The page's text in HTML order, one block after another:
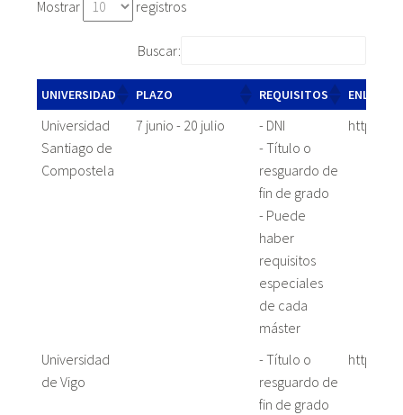
Mostrar registros
Buscar:
UNIVERSIDAD PLAZO REQUISITOS ENLACE
Universidad
Santiago de
Compostela
7 junio - 20 julio
- DNI
- Título o
resguardo de
fin de grado
- Puede
haber
requisitos
especiales
de cada
máster
https://
Universidad
de Vigo
- Título o
resguardo de
fin de grado
https://